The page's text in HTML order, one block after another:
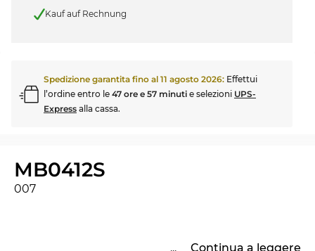
Kauf auf Rechnung
Spedizione garantita fino al 11 agosto 2026: Effettui
l’ordine entro le 47 ore e 57 minuti e selezioni UPS-
Express alla cassa.
MB0412S
007
... Continua a leggere